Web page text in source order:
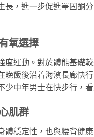
長，進一步促進睪固酮
氧選擇
度運動。對於體能基礎
晚飯後沿着海濱長廊快
少中年男士在快步行，
肌群
體穩定性，也與腰背健